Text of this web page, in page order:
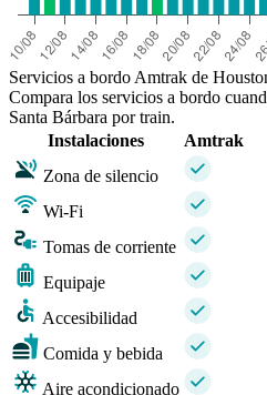
Servicios a bordo Amtrak de
Compara los servicios a bordo
Santa Bárbara por train.
Instalaciones
Amtrak
Zona de silencio
Wi-Fi
Tomas de corriente
Equipaje
Accesibilidad
Comida y bebida
Aire acondicionado